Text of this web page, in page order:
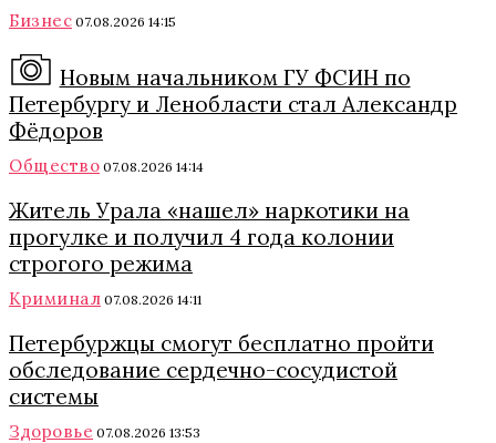
Бизнес 07.08.2026 14:15
Новым начальником ГУ ФСИН по
Петербургу и Ленобласти стал Александр
Фёдоров
Общество 07.08.2026 14:14
Житель Урала «нашел» наркотики на
прогулке и получил 4 года колонии
строгого режима
Криминал 07.08.2026 14:11
Петербуржцы смогут бесплатно пройти
обследование сердечно-сосудистой
системы
Здоровье 07.08.2026 13:53